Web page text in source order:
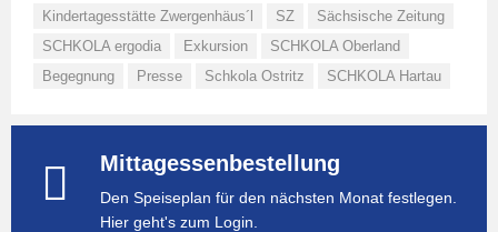
Kindertagesstätte Zwergenhäus´l
SZ
Sächsische Zeitung
SCHKOLA ergodia
Exkursion
SCHKOLA Oberland
Begegnung
Presse Schkola Ostritz SCHKOLA Hartau
Mittagessenbestellung
Den Speiseplan für den nächsten Monat festlegen.
Hier geht's zum Login.